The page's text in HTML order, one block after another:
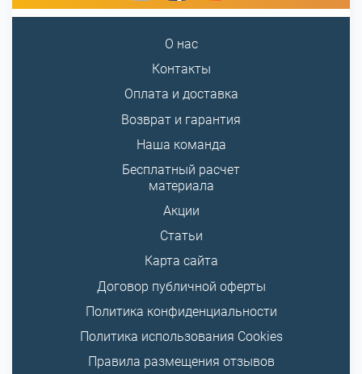
О нас
Контакты
Оплата и доставка
Возврат и гарантия
Наша команда
Бесплатный расчет
материала
Акции
Статьи
Карта сайта
Договор публичной оферты
Политика конфиденциальности
Политика использования Cookies
Правила размещения отзывов